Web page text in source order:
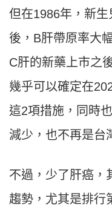
但在1986年，新
後，B肝帶原率大
C肝的新藥上市之
幾乎可以確定在
這2項措施，同時
減少，也不再是台
不過，少了肝癌，
趨勢，尤其是排行